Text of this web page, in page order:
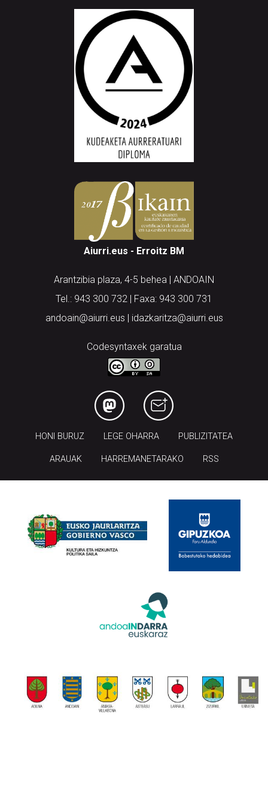
Aiurri.eus - Erroitz BM
Arantzibia plaza, 4-5 behea | ANDOAIN
Tel.: 943 300 732 | Faxa: 943 300 731
andoain@aiurri.eus | idazkaritza@aiurri.eus
Codesyntaxek garatua
HONI BURUZ LEGE OHARRA PUBLIZITATEA
ARAUAK HARREMANETARAKO RSS